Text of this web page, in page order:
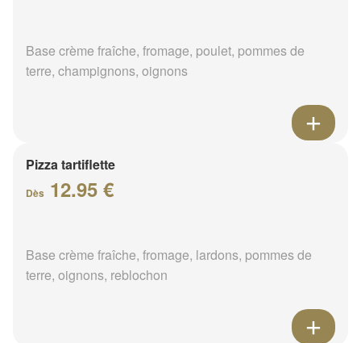
Base crème fraîche, fromage, poulet, pommes de
terre, champignons, oignons
Pizza tartiflette
Dès 12.95 €
Base crème fraîche, fromage, lardons, pommes de
terre, oignons, reblochon